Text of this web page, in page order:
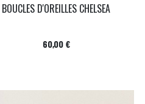
BOUCLES D'OREILLES CHELSEA
Prix
60,00 €